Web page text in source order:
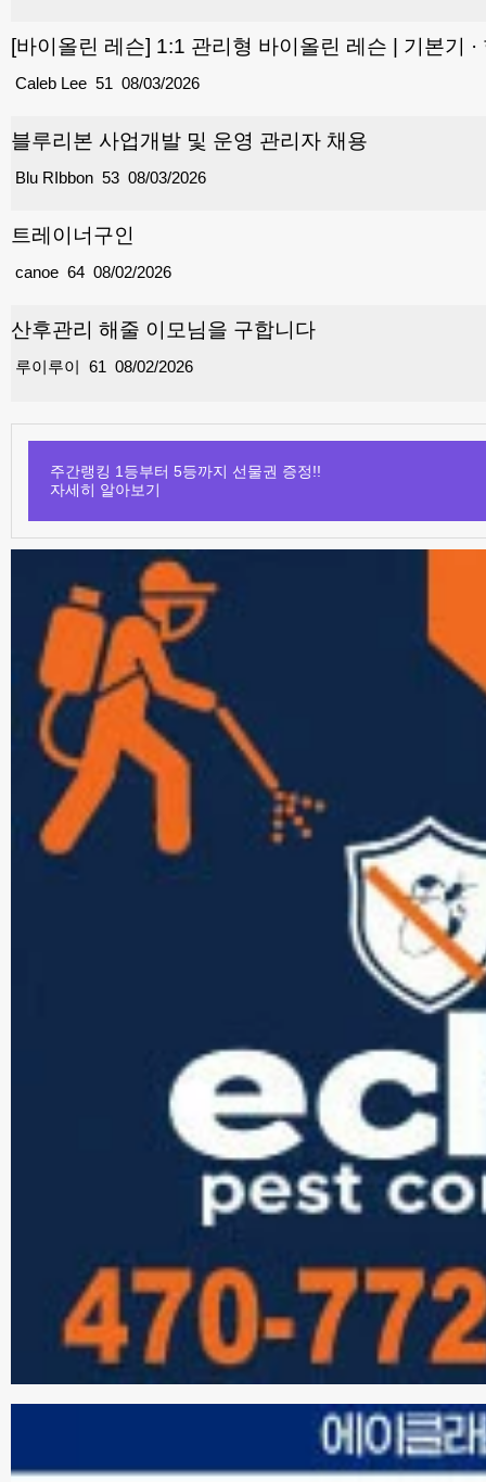
[바이올린 레슨] 1:1 관리형 바이올린 레슨 | 기본기
51
Caleb Lee 08/03/2026
블루리본 사업개발 및 운영 관리자 채용
53
Blu RIbbon 08/03/2026
트레이너구인
64
canoe 08/02/2026
산후관리 해줄 이모님을 구합니다
61
루이루이 08/02/2026
주간랭킹 1등부터 5등까지 선물권 증정!!
자세히 알아보기